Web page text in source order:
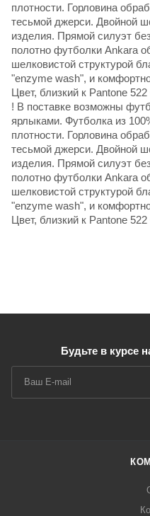
плотности. Горловина
тесьмой джерси. Двойной
изделия. Прямой силуэт
полотно футболки Ankara
шелковистой структурой
"enzyme wash", и
Цвет, близкий к Pantone 522
! В поставке возможны
ярлыками. Футболка из
плотности. Горловина
тесьмой джерси. Двойной
изделия. Прямой силуэт
полотно футболки Ankara
шелковистой структурой
"enzyme wash", и
Цвет, близкий к Pantone 522
Будьте в курсе